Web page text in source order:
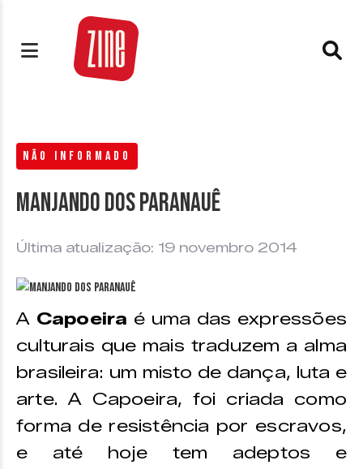
NÃO INFORMADO
Manjando dos Paranauê
Última atualização: 19 novembro 2014
A Capoeira é uma das expressões
culturais que mais traduzem a alma
brasileira: um misto de dança, luta e
arte. A Capoeira, foi criada como
forma de resistência por escravos,
e até hoje tem adeptos e